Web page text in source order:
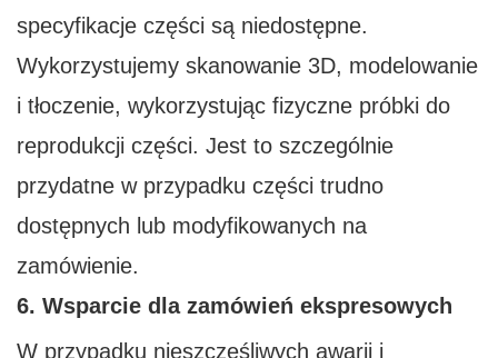
specyfikacje części są niedostępne.
Wykorzystujemy skanowanie 3D, modelowanie
i tłoczenie, wykorzystując fizyczne próbki do
reprodukcji części. Jest to szczególnie
przydatne w przypadku części trudno
dostępnych lub modyfikowanych na
zamówienie.
6. Wsparcie dla zamówień ekspresowych
W przypadku nieszczęśliwych awarii i